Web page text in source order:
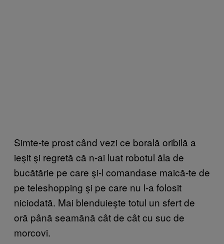
Simte-te prost când vezi ce borală oribilă a
ieşit şi regretă că n-ai luat robotul ăla de
bucătărie pe care şi-l comandase maică-te de
pe teleshopping şi pe care nu l-a folosit
niciodată. Mai blenduieşte totul un sfert de
oră până seamănă cât de cât cu suc de
morcovi.